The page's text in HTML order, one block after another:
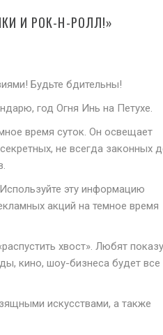
И РОК-Н-РОЛЛ!»
Будьте бдительны!
год Огня Инь на Петухе.
время суток. Он освещает
не всегда законных
эту информацию
акций на темное время
хвост». Любят
кино, шоу-бизнеса будет все
искусствами, а также